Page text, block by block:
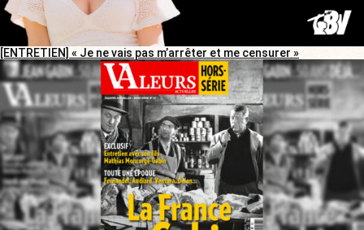
[ENTRETIEN] « Je ne vais pas m’arrêter et me censurer »